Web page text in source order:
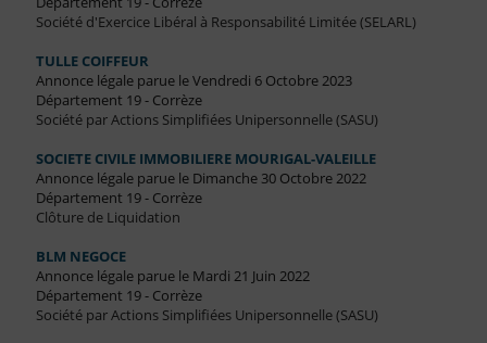
Société d'Exercice Libéral à Responsabilité Limitée (SELARL)
TULLE COIFFEUR
Annonce légale parue le Vendredi 6 Octobre 2023
Département 19 - Corrèze
Société par Actions Simplifiées Unipersonnelle (SASU)
SOCIETE CIVILE IMMOBILIERE MOURIGAL-VALEILLE
Annonce légale parue le Dimanche 30 Octobre 2022
Département 19 - Corrèze
Clôture de Liquidation
BLM NEGOCE
Annonce légale parue le Mardi 21 Juin 2022
Département 19 - Corrèze
Société par Actions Simplifiées Unipersonnelle (SASU)